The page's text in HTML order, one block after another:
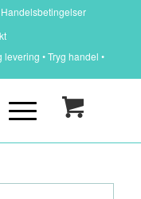
Handelsbetingelser
• Tryg handel •